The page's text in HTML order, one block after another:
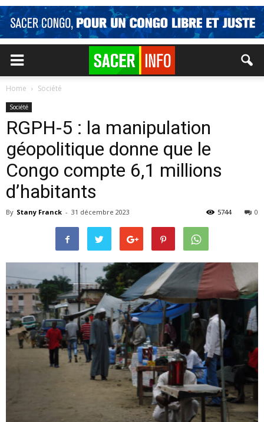
Home Société
Société
RGPH-5 : la manipulation
géopolitique donne que le
Congo compte 6,1 millions
d’habitants
By Stany Franck - 31 décembre 2023 0
5744